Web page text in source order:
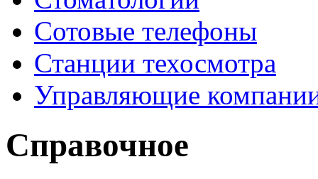
Сотовые телефоны
Станции техосмотра
Управляющие
Справочное